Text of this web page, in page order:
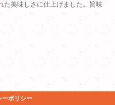
た美味しさに仕上げました。旨味
ーポリシー